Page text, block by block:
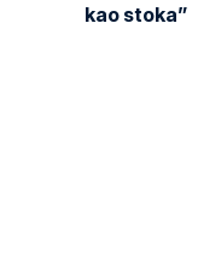
kao stoka”